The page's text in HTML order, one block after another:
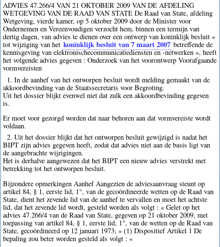
ADVIES 47.266/4 VAN 21 OKTOBER 2009 VAN DE AFDELING
WETGEVING VAN DE RAAD VAN STATE De Raad van State, afdeling
Wetgeving, vierde kamer, op 5 oktober 2009 door de Minister voor
Ondernemen en Vereenvoudigen verzocht hem, binnen een termijn van
dertig dagen, van advies te dienen over een ontwerp van koninklijk besluit «
tot wijziging van het koninklijk besluit van 7 maart 2007 betreffende de
kennisgeving van elektronischecommunicatiediensten en -netwerken », heeft
het volgende advies gegeven : Onderzoek van het voorontwerp Voorafgaande
vormvereisten
1. In de aanhef van het ontworpen besluit wordt melding gemaakt van de
akkoordbevinding van de Staatssecretaris voor Begroting.
Uit het dossier blijkt evenwel niet dat zulk een akkoordbevinding gegeven
is.
Er moet voor gezorgd worden dat naar behoren aan dat vormvereiste wordt
voldaan.
2. Uit het dossier blijkt dat het ontworpen besluit gewijzigd is nadat het
BIPT zijn advies gegeven heeft, zodat dat advies niet aan de basis ligt van
de aangebrachte wijzigingen.
Het is derhalve aangewezen dat het BIPT een nieuw advies verstrekt met
betrekking tot het ontworpen besluit.
Bijzondere opmerkingen Aanhef Aangezien de adviesaanvraag steunt op
artikel 84, § 1, eerste lid, 1°, van de gecoördineerde wetten op de Raad van
State, dient het zevende lid van de aanhef te vervallen en moet het achtste
lid, dat het zevende lid wordt, gesteld worden als volgt : « Gelet op het
advies 47.266/4 van de Raad van State, gegeven op 21 oktober 2009, met
toepassing van artikel 84, § 1, eerste lid, 1°, van de wetten op de Raad van
State, gecoördineerd op 12 januari 1973; » (1) Dispositief Artikel 1 De
bepaling zou beter worden gesteld als volgt : «